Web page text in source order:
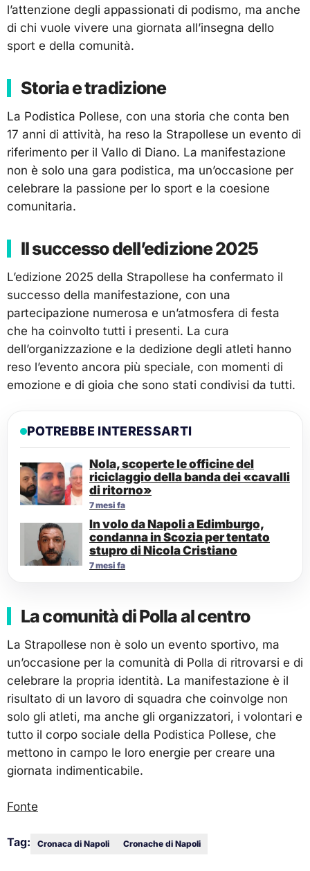
l’attenzione degli appassionati di podismo, ma anche
di chi vuole vivere una giornata all’insegna dello
sport e della comunità.
Storia e tradizione
La Podistica Pollese, con una storia che conta ben
17 anni di attività, ha reso la Strapollese un evento di
riferimento per il Vallo di Diano. La manifestazione
non è solo una gara podistica, ma un’occasione per
celebrare la passione per lo sport e la coesione
comunitaria.
Il successo dell’edizione 2025
L’edizione 2025 della Strapollese ha confermato il
successo della manifestazione, con una
partecipazione numerosa e un’atmosfera di festa
che ha coinvolto tutti i presenti. La cura
dell’organizzazione e la dedizione degli atleti hanno
reso l’evento ancora più speciale, con momenti di
emozione e di gioia che sono stati condivisi da tutti.
POTREBBE INTERESSARTI
Nola, scoperte le officine del
riciclaggio della banda dei «cavalli
di ritorno»
7 mesi fa
In volo da Napoli a Edimburgo,
condanna in Scozia per tentato
stupro di Nicola Cristiano
7 mesi fa
La comunità di Polla al centro
La Strapollese non è solo un evento sportivo, ma
un’occasione per la comunità di Polla di ritrovarsi e di
celebrare la propria identità. La manifestazione è il
risultato di un lavoro di squadra che coinvolge non
solo gli atleti, ma anche gli organizzatori, i volontari e
tutto il corpo sociale della Podistica Pollese, che
mettono in campo le loro energie per creare una
giornata indimenticabile.
Fonte
Tag: Cronaca di Napoli Cronache di Napoli